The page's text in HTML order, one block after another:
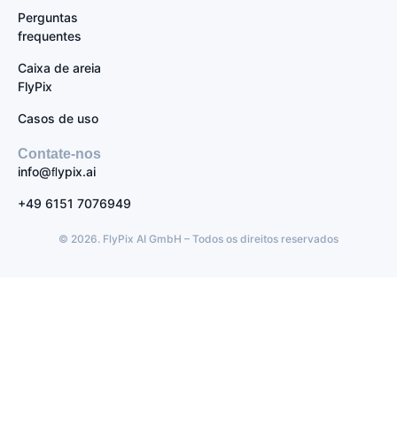
Perguntas
frequentes
Caixa de areia
FlyPix
Casos de uso
Contate-nos
info@ﬂypix.ai
+49 6151 7076949
© 2026. FlyPix AI GmbH – Todos os direitos reservados